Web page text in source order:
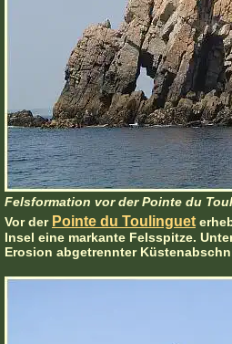
Felsformation vor der Pointe du
Vor der Pointe du Toulinguet
Insel eine markante Felsspitze.
Erosion abgetrennter